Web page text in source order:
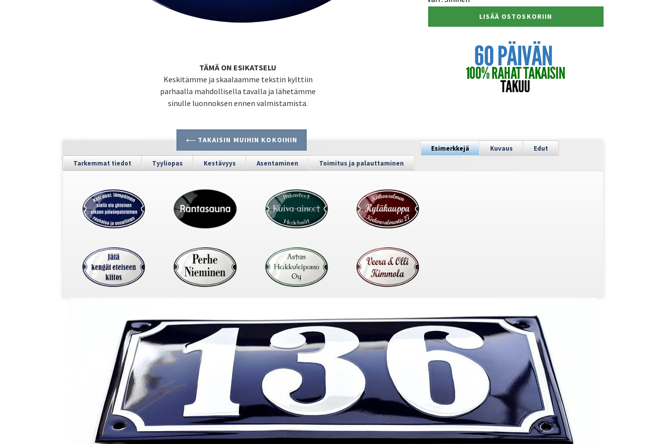
TÄMÄ ON ESIKATSELU
Keskitämme ja skaalaamme tekstin kylttiin
parhaalla mahdollisella tavalla ja lähetämme
sinulle luonnoksen ennen valmistamista.
TAKAISIN MUIHIN KOKOIHIN
LISÄÄ OSTOSKORIIN
Esimerkkejä Kuvaus
Edut
Tarkemmat tiedot
Tyyliopas Kestävyys Asentaminen Toimitus ja palauttaminen